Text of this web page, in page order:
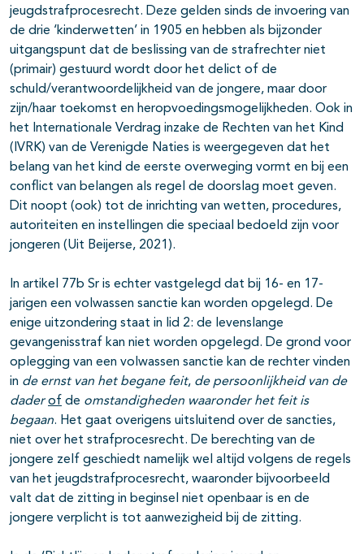
jeugdstrafprocesrecht. Deze gelden sinds de invoering van
de drie ‘kinderwetten’ in 1905 en hebben als bijzonder
uitgangspunt dat de beslissing van de strafrechter niet
(primair) gestuurd wordt door het delict of de
schuld/verantwoordelijkheid van de jongere, maar door
zijn/haar toekomst en heropvoedingsmogelijkheden. Ook in
het Internationale Verdrag inzake de Rechten van het Kind
(IVRK) van de Verenigde Naties is weergegeven dat het
belang van het kind de eerste overweging vormt en bij een
conflict van belangen als regel de doorslag moet geven.
Dit noopt (ook) tot de inrichting van wetten, procedures,
autoriteiten en instellingen die speciaal bedoeld zijn voor
jongeren (Uit Beijerse, 2021).
In artikel 77b Sr is echter vastgelegd dat bij 16- en 17-
jarigen een volwassen sanctie kan worden opgelegd. De
enige uitzondering staat in lid 2: de levenslange
gevangenisstraf kan niet worden opgelegd. De grond voor
oplegging van een volwassen sanctie kan de rechter vinden
in de ernst van het begane feit, de persoonlijkheid van de
dader of de omstandigheden waaronder het feit is
begaan. Het gaat overigens uitsluitend over de sancties,
niet over het strafprocesrecht. De berechting van de
jongere zelf geschiedt namelijk wel altijd volgens de regels
van het jeugdstrafprocesrecht, waaronder bijvoorbeeld
valt dat de zitting in beginsel niet openbaar is en de
jongere verplicht is tot aanwezigheid bij de zitting.